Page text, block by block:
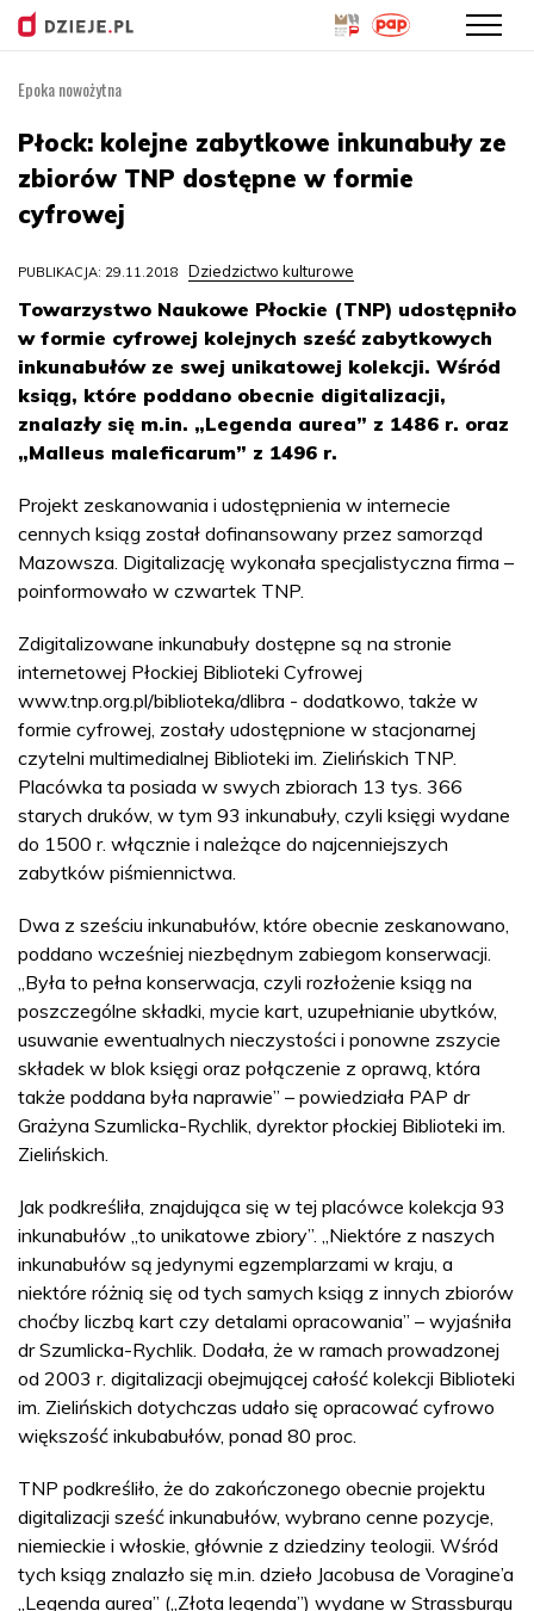
treści
Epoka nowożytna
Płock: kolejne zabytkowe inkunabuły ze
zbiorów TNP dostępne w formie
cyfrowej
PUBLIKACJA: 29.11.2018 Dziedzictwo kulturowe
Towarzystwo Naukowe Płockie (TNP) udostępniło
w formie cyfrowej kolejnych sześć zabytkowych
inkunabułów ze swej unikatowej kolekcji. Wśród
ksiąg, które poddano obecnie digitalizacji,
znalazły się m.in. „Legenda aurea” z 1486 r. oraz
„Malleus maleficarum” z 1496 r.
Projekt zeskanowania i udostępnienia w internecie
cennych ksiąg został dofinansowany przez samorząd
Mazowsza. Digitalizację wykonała specjalistyczna firma –
poinformowało w czwartek TNP.
Zdigitalizowane inkunabuły dostępne są na stronie
internetowej Płockiej Biblioteki Cyfrowej
www.tnp.org.pl/biblioteka/dlibra - dodatkowo, także w
formie cyfrowej, zostały udostępnione w stacjonarnej
czytelni multimedialnej Biblioteki im. Zielińskich TNP.
Placówka ta posiada w swych zbiorach 13 tys. 366
starych druków, w tym 93 inkunabuły, czyli księgi wydane
do 1500 r. włącznie i należące do najcenniejszych
zabytków piśmiennictwa.
Dwa z sześciu inkunabułów, które obecnie zeskanowano,
poddano wcześniej niezbędnym zabiegom konserwacji.
„Była to pełna konserwacja, czyli rozłożenie ksiąg na
poszczególne składki, mycie kart, uzupełnianie ubytków,
usuwanie ewentualnych nieczystości i ponowne zszycie
składek w blok księgi oraz połączenie z oprawą, która
także poddana była naprawie” – powiedziała PAP dr
Grażyna Szumlicka-Rychlik, dyrektor płockiej Biblioteki im.
Zielińskich.
Jak podkreśliła, znajdująca się w tej placówce kolekcja 93
inkunabułów „to unikatowe zbiory”. „Niektóre z naszych
inkunabułów są jedynymi egzemplarzami w kraju, a
niektóre różnią się od tych samych ksiąg z innych zbiorów
choćby liczbą kart czy detalami opracowania” – wyjaśniła
dr Szumlicka-Rychlik. Dodała, że w ramach prowadzonej
od 2003 r. digitalizacji obejmującej całość kolekcji Biblioteki
im. Zielińskich dotychczas udało się opracować cyfrowo
większość inkubabułów, ponad 80 proc.
TNP podkreśliło, że do zakończonego obecnie projektu
digitalizacji sześć inkunabułów, wybrano cenne pozycje,
niemieckie i włoskie, głównie z dziedziny teologii. Wśród
tych ksiąg znalazło się m.in. dzieło Jacobusa de Voragine’a
„Legenda aurea” („Złota legenda”) wydane w Strassburgu